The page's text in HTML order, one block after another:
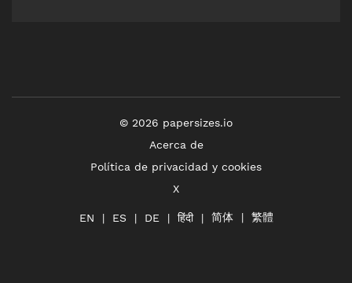
© 2026 papersizes.io
Acerca de
Política de privacidad y cookies
X
EN ES DE हिंदी 简体 繁體